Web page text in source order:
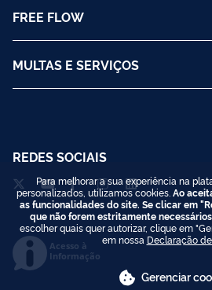
FREE FLOW
MULTAS E SERVIÇOS
REDES SOCIAIS
Acesso à
Informação
Para melhorar a sua experiência na
personalizados, utilizamos cookies. Ao
as funcionalidades do site. Se clicar em
que não forem estritamente
escolher quais quer autorizar, clique em
em nossa Declaração
Gerenciar